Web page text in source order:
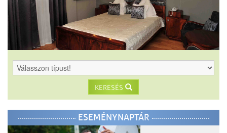
KERESÉS
ESEMÉNYNAPTÁR